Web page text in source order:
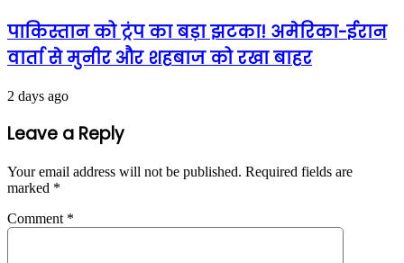
पाकिस्तान को ट्रंप का बड़ा झटका! अमेरिका-ईरान
वार्ता से मुनीर और शहबाज को रखा बाहर
2 days ago
Leave a Reply
Your email address will not be published. Required fields are
marked *
Comment *